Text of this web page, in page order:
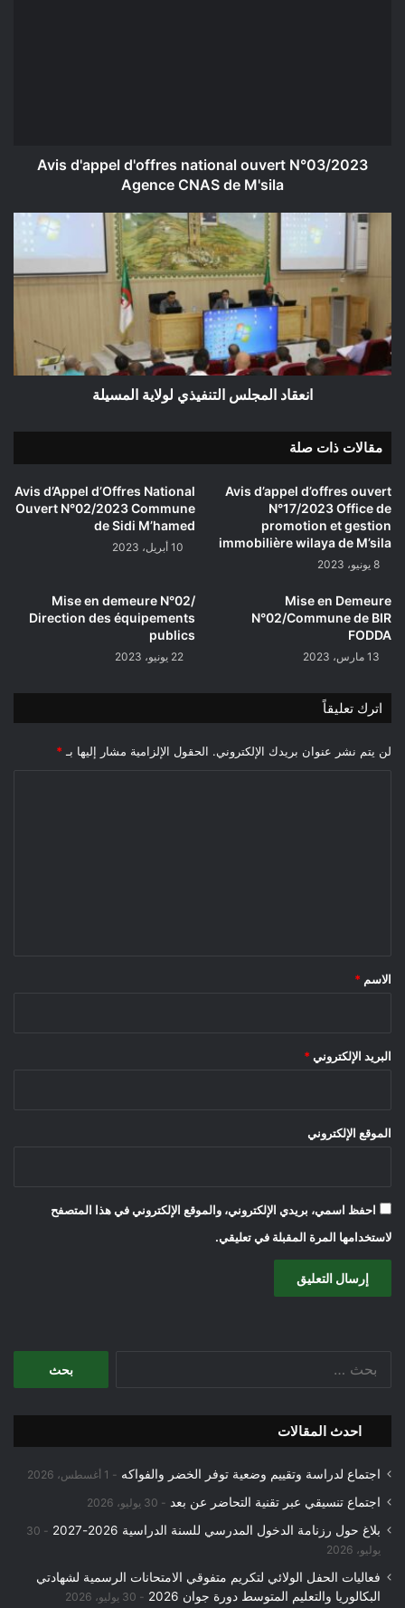
M'sila
Avis d'appel d'offres national ouvert N°03/2023
Agence CNAS de M'sila
انعقاد
لولاية
المسيلة
انعقاد المجلس التنفيذي لولاية المسيلة
مقالات ذات صلة
Avis d’appel d’offres ouvert
N°17/2023 Office de
promotion et gestion
immobilière wilaya de M’sila
8 يونيو، 2023
Avis d’Appel d’Offres National
Ouvert N°02/2023 Commune
de Sidi M’hamed
10 أبريل، 2023
Mise en Demeure
N°02/Commune de BIR
FODDA
13 مارس، 2023
Mise en demeure N°02/
Direction des équipements
publics
22 يونيو، 2023
اترك تعليقاً
لن يتم نشر عنوان بريدك الإلكتروني. الحقول الإلزامية مشار إليها بـ *
*
الاسم *
البريد الإلكتروني *
الموقع الإلكتروني
احفظ اسمي، بريدي الإلكتروني، والموقع الإلكتروني في هذا المتصفح
لاستخدامها المرة المقبلة في تعليقي.
احدث المقالات
اجتماع لدراسة وتقييم وضعية توفر الخضر والفواكه 1 أغسطس، 2026
اجتماع تنسيقي عبر تقنية التحاضر عن بعد 30 يوليو، 2026
بلاغ حول رزنامة الدخول المدرسي للسنة الدراسية 2026-2027
30
يوليو، 2026
فعاليات الحفل الولائي لتكريم متفوقي الامتحانات الرسمية لشهادتي
البكالوريا والتعليم المتوسط دورة جوان 2026
30 يوليو، 2026